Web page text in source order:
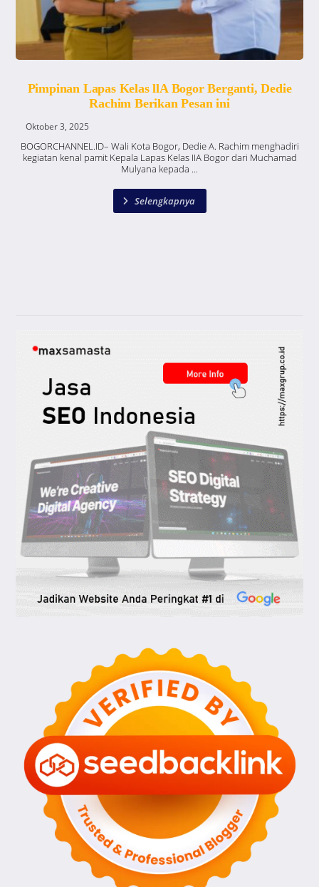
Pimpinan Lapas Kelas llA Bogor Berganti, Dedie
Rachim Berikan Pesan ini
Oktober 3, 2025
BOGORCHANNEL.ID– Wali Kota Bogor, Dedie A. Rachim menghadiri
kegiatan kenal pamit Kepala Lapas Kelas IIA Bogor dari Muchamad
Mulyana kepada ...
Selengkapnya